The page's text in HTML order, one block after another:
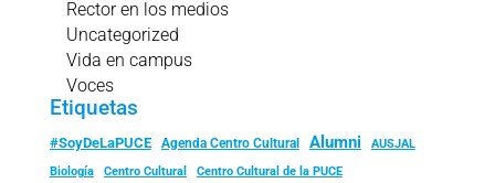
Rector en los medios
Uncategorized
Vida en campus
Voces
Etiquetas
#SoyDeLaPUCE Agenda Centro Cultural Alumni
AUSJAL
Biología
Centro Cultural Centro Cultural de la PUCE